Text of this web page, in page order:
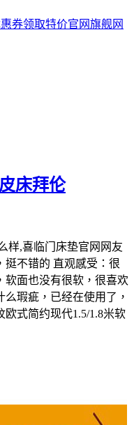
旗舰网
床拜伦
样,喜临门床垫官网网友
挺不错的 直观感受：很
软面也没有很软，很喜欢
瑕疵，已经在使用了，
式简约现代1.5/1.8米软